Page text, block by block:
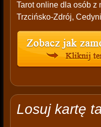
Tarot online dla osób z
Trzcińsko-Zdrój,
Losuj kartę